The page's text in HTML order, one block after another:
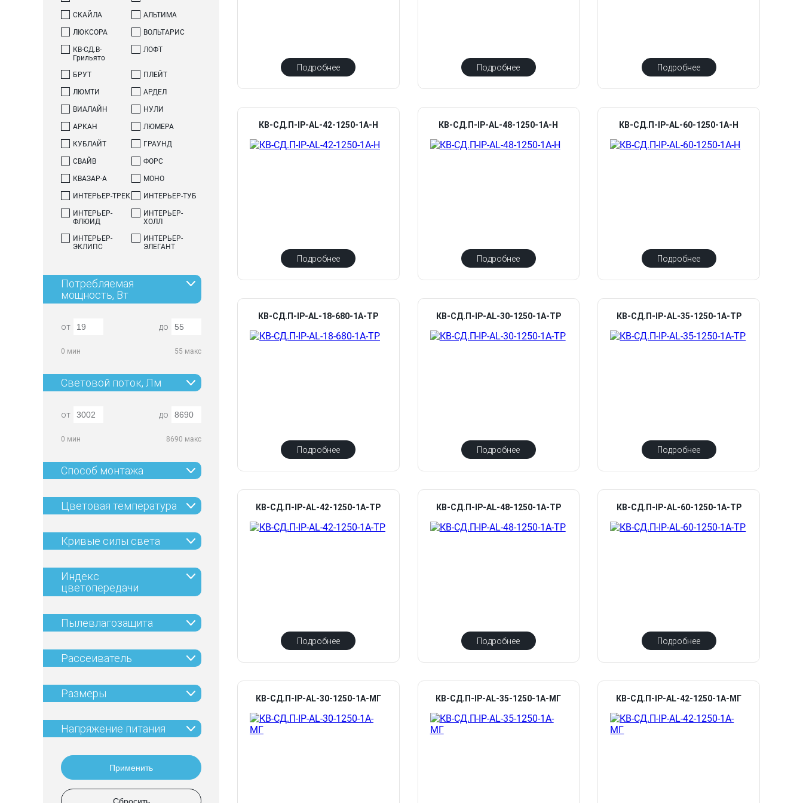
СКАЙЛА АЛЬТИМА
ЛЮКСОРА ВОЛЬТАРИС
КВ-СД.В-
Грильято
ЛОФТ
БРУТ ПЛЕЙТ
ЛЮМТИ АРДЕЛ
ВИАЛАЙН НУЛИ
АРКАН ЛЮМЕРА
КУБЛАЙТ ГРАУНД
СВАЙВ ФОРС
КВАЗАР-А МОНО
ИНТЕРЬЕР-ТРЕК ИНТЕРЬЕР-ТУБ
ИНТЕРЬЕР-
ФЛЮИД
ИНТЕРЬЕР-
ХОЛЛ
ИНТЕРЬЕР-
ЭКЛИПС
ИНТЕРЬЕР-
ЭЛЕГАНТ
Потребляемая
мощность, Вт
от до
0 мин 55 макс
Световой поток, Лм
от до
0 мин 8690 макс
Способ монтажа
Цветовая температура
Кривые силы света
Индекс
цветопередачи
Пылевлагозащита
Рассеиватель
Размеры
Напряжение питания
Применить
Сбросить
Подробнее Подробнее Подробнее
КВ-СД.П-IP-AL-42-1250-1А-Н
Подробнее
КВ-СД.П-IP-AL-48-1250-1А-Н
Подробнее
КВ-СД.П-IP-AL-60-1250-1А-Н
Подробнее
КВ-СД.П-IP-AL-18-680-1А-ТР
Подробнее
КВ-СД.П-IP-AL-30-1250-1А-ТР
Подробнее
КВ-СД.П-IP-AL-35-1250-1А-ТР
Подробнее
КВ-СД.П-IP-AL-42-1250-1А-ТР
Подробнее
КВ-СД.П-IP-AL-48-1250-1А-ТР
Подробнее
КВ-СД.П-IP-AL-60-1250-1А-ТР
Подробнее
КВ-СД.П-IP-AL-30-1250-1А-МГ КВ-СД.П-IP-AL-35-1250-1А-МГ КВ-СД.П-IP-AL-42-1250-1А-МГ